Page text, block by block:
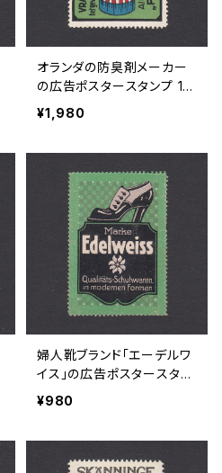
オランダの防臭剤メーカー
の広告ポスタースタンプ 191
0年頃
¥1,980
婦人靴ブランド「エーデルワ
イス」の広告ポスタースタン
プ 1920年代
¥980